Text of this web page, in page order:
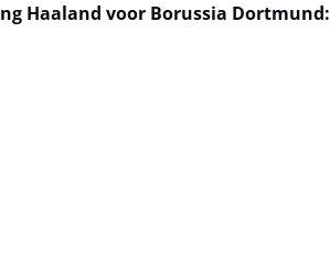
Haaland voor Borussia Dortmund: